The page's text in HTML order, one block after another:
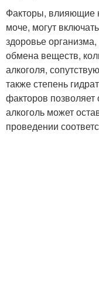
Факторы, влияющие
моче, могут
здоровье
обмена веществ,
алкоголя,
также степень
факторов позволяет
алкоголь может
проведении